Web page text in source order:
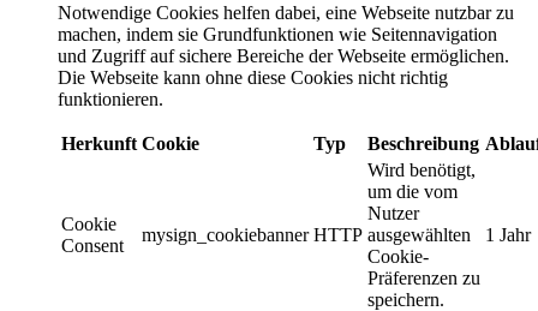
Notwendige Cookies helfen dabei, eine Webseite nutzbar zu
machen, indem sie Grundfunktionen wie Seitennavigation
und Zugriff auf sichere Bereiche der Webseite ermöglichen.
Die Webseite kann ohne diese Cookies nicht richtig
funktionieren.
Herkunft Cookie Typ Beschreibung
Cookie
Consent
mysign_cookiebanner HTTP
Wird benötigt,
um die vom
Nutzer
ausgewählten
Cookie-
Präferenzen zu
speichern.
1 Jahr